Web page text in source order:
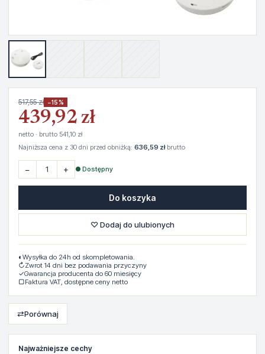
Najważniejsze cechy
517,55 zł −15%
439,92 zł
netto · brutto 541,10 zł
Najniższa cena z 30 dni przed obniżką: 636,59 złbrutto
− + ● Dostępny
Do koszyka
♡ Dodaj do ulubionych
◐ Wysyłka do 24h od skompletowania.
↻Zwrot 14 dni bez podawania przyczyny
✓Gwarancja producenta do 60 miesięcy
▢Faktura VAT, dostępne ceny netto
⇄Porównaj